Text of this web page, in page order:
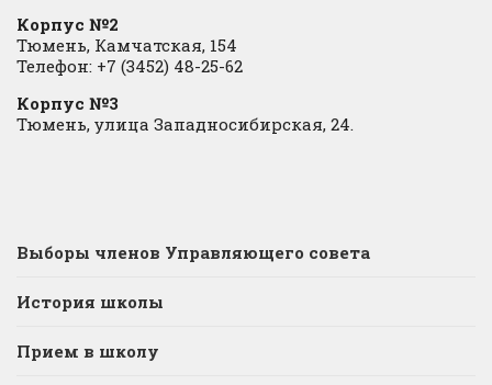
Корпус №2
Тюмень, Камчатская, 154
Телефон: +7 (3452) 48-25-62
Корпус №3
Тюмень, улица Западносибирская, 24.
Выборы членов Управляющего совета
История школы
Прием в школу